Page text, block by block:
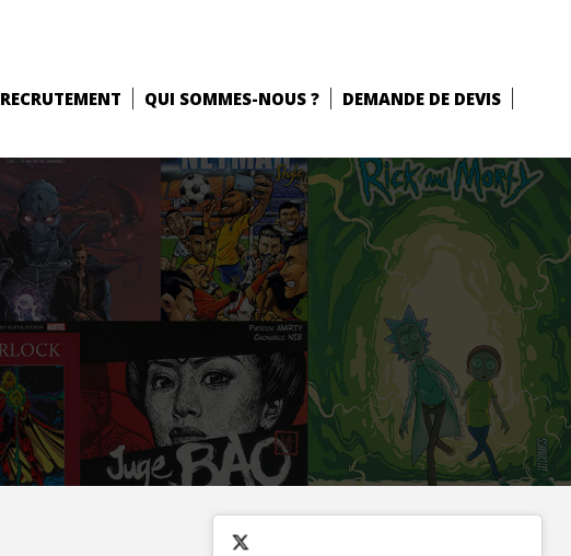
RECRUTEMENT QUI SOMMES-NOUS ?
DEMANDE DE DEVIS